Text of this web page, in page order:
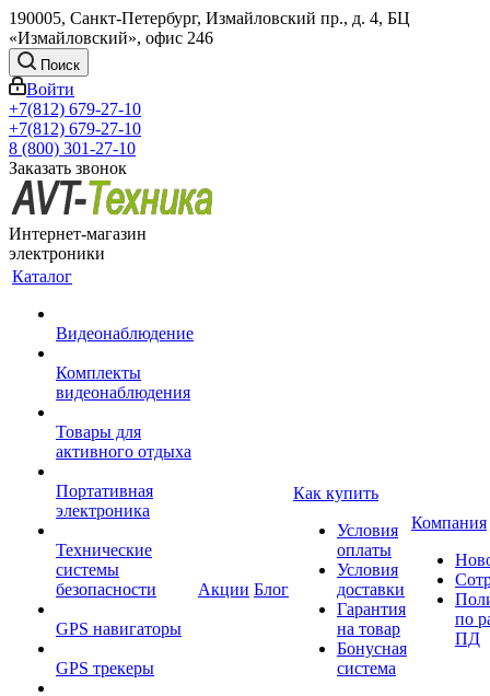
190005, Санкт-Петербург, Измайловский пр., д. 4, БЦ
«Измайловский», офис 246
Поиск
Войти
+7(812) 679-27-10
+7(812) 679-27-10
8 (800) 301-27-10
Заказать звонок
Интернет-магазин
электроники
Каталог
Видеонаблюдение
Комплекты
видеонаблюдения
Товары для
активного отдыха
Портативная
электроника
Технические
системы
безопасности
GPS навигаторы
GPS трекеры
Акции Блог
Как купить
Условия
оплаты
Условия
доставки
Гарантия
на товар
Бонусная
система
Компания
по
ПД